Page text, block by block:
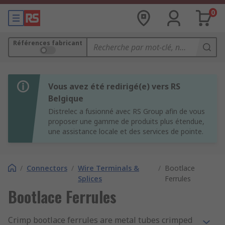
0
Références fabricant
Vous avez été redirigé(e) vers RS
Belgique
Distrelec a fusionné avec RS Group afin de vous
proposer une gamme de produits plus étendue,
une assistance locale et des services de pointe.
/ Connectors / Wire Terminals &
Splices
/ Bootlace
Ferrules
Bootlace Ferrules
Crimp bootlace ferrules are metal tubes crimped